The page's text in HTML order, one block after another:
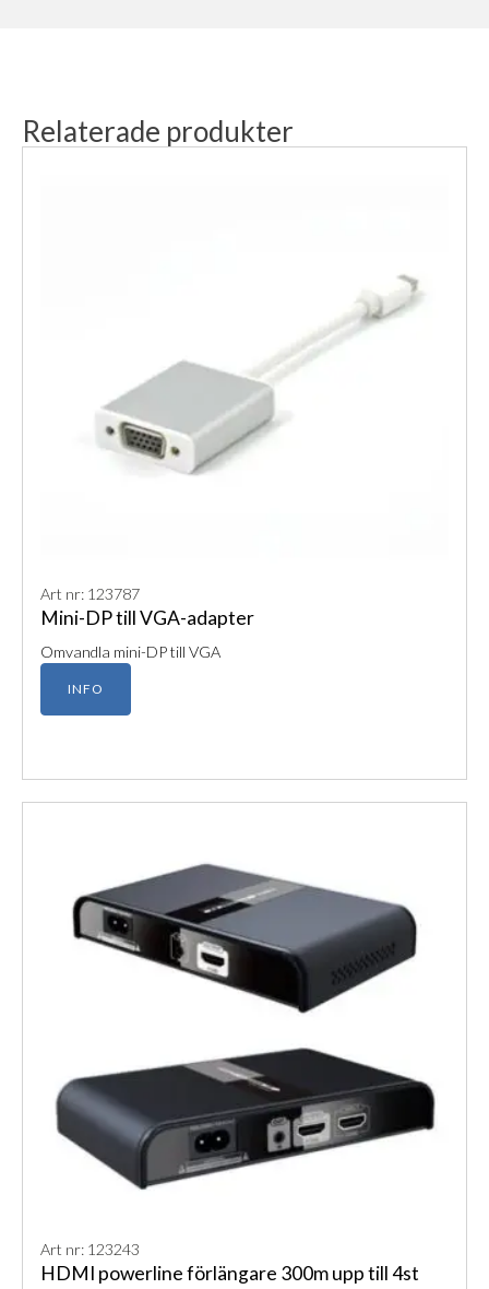
Relaterade produkter
Art nr: 123787
Mini-DP till VGA-adapter
Omvandla mini-DP till VGA
INFO
Art nr: 123243
HDMI powerline förlängare 300m upp till 4st